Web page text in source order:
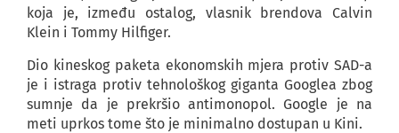
koja je, između ostalog, vlasnik brendova Calvin
Klein i Tommy Hilfiger.
Dio kineskog paketa ekonomskih mjera protiv SAD-a
je i istraga protiv tehnološkog giganta Googlea zbog
sumnje da je prekršio antimonopol. Google je na
meti uprkos tome što je minimalno dostupan u Kini.